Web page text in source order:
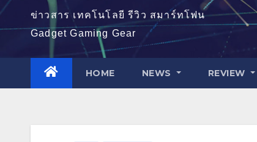
ข่าวสาร เทคโนโลยี รีวิว สมาร์ทโฟน
Gadget Gaming Gear
HOME NEWS REVIEW